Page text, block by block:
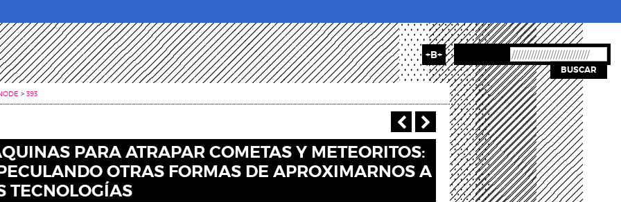
BUSCAR
+B+
> 393
‹ AnteriorSiguiente ›
PARA ATRAPAR COMETAS Y METEORITOS:
OTRAS FORMAS DE APROXIMARNOS A
TECNOLOGÍAS